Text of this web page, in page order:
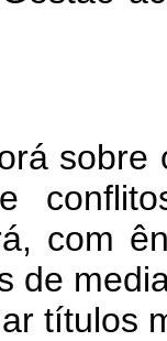
com
de
títulos